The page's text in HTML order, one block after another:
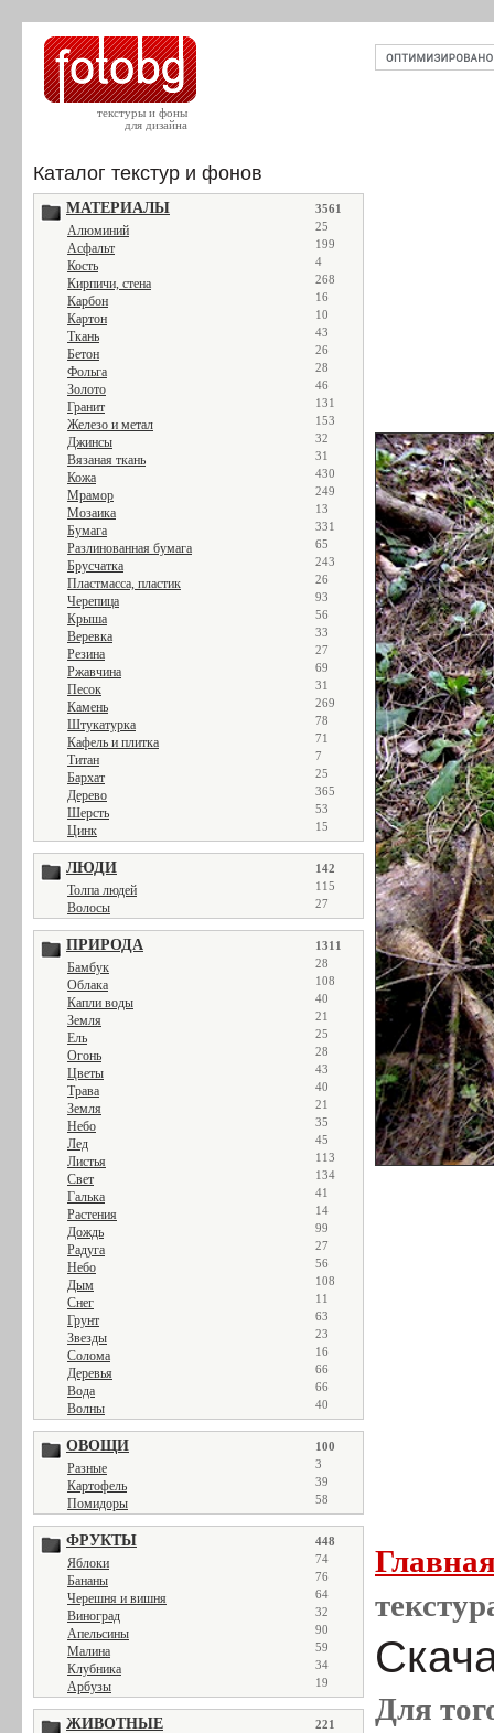
текстуры и фоны
для дизайна
Каталог текстур и фонов
МАТЕРИАЛЫ 3561
Алюминий 25
Асфальт 199
Кость 4
Кирпичи, стена 268
Карбон 16
Картон 10
Ткань 43
Бетон 26
Фольга 28
Золото 46
Гранит 131
Железо и метал 153
Джинсы 32
Вязаная ткань 31
Кожа 430
Мрамор 249
Мозаика 13
Бумага 331
Разлинованная бумага 65
Брусчатка 243
Пластмасса, пластик 26
Черепица 93
Крыша 56
Веревка 33
Резина 27
Ржавчина 69
Песок 31
Камень 269
Штукатурка 78
Кафель и плитка 71
Титан 7
Бархат 25
Дерево 365
Шерсть 53
Цинк 15
ЛЮДИ 142
Толпа людей 115
Волосы 27
ПРИРОДА 1311
Бамбук 28
Облака 108
Капли воды 40
Земля 21
Ель 25
Огонь 28
Цветы 43
Трава 40
Земля 21
Небо 35
Лед 45
Листья 113
Свет 134
Галька 41
Растения 14
Дождь 99
Радуга 27
Небо 56
Дым 108
Снег 11
Грунт 63
Звезды 23
Солома 16
Деревья 66
Вода 66
Волны 40
ОВОЩИ 100
Разные 3
Картофель 39
Помидоры 58
ФРУКТЫ 448
Яблоки 74
Бананы 76
Черешня и вишня 64
Виноград 32
Апельсины 90
Малина 59
Клубника 34
Арбузы 19
ЖИВОТНЫЕ 221
Для